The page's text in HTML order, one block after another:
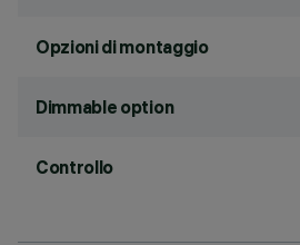
Opzioni di montaggio
Dimmable option
Controllo